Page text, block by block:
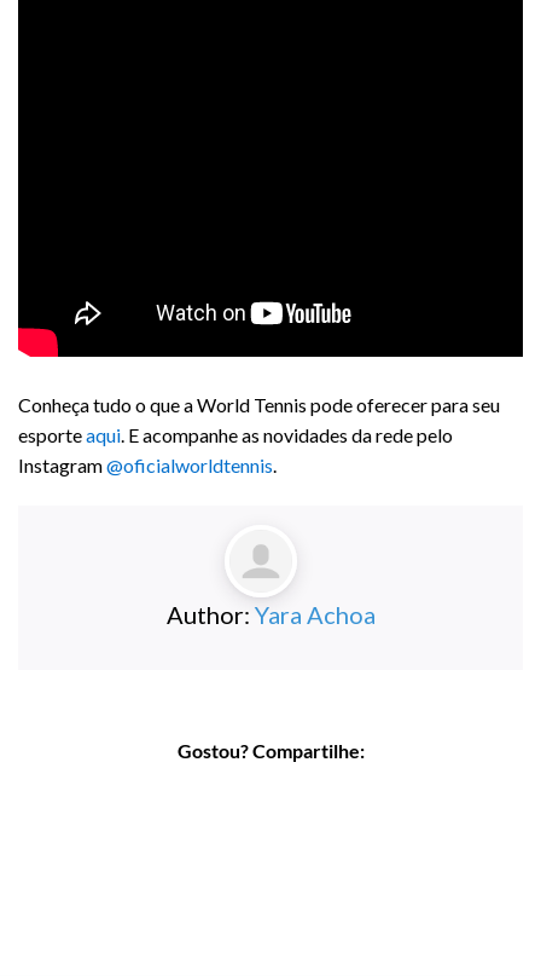
Conheça tudo o que a World Tennis pode oferecer para seu
esporteaqui. E acompanhe as novidades da rede pelo
Instagram@oficialworldtennis.
Author: Yara Achoa
Gostou? Compartilhe: